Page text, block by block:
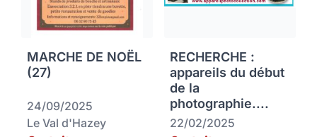
MARCHE DE NOËL
(27)
24/09/2025
Le Val d'Hazey
RECHERCHE :
appareils du début
de la
photographie....
22/02/2025